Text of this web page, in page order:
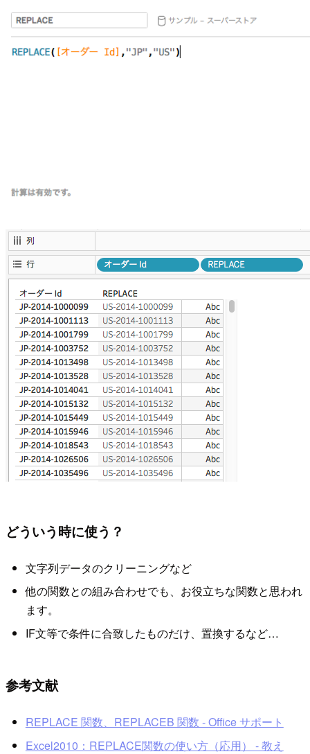
どういう時に使う？
文字列データのクリーニングなど
他の関数との組み合わせでも、お役立ちな関数と思われ
ます。
IF文等で条件に合致したものだけ、置換するなど…
参考文献
REPLACE 関数、REPLACEB 関数 - Office サポート
Excel2010：REPLACE関数の使い方（応用） - 教え